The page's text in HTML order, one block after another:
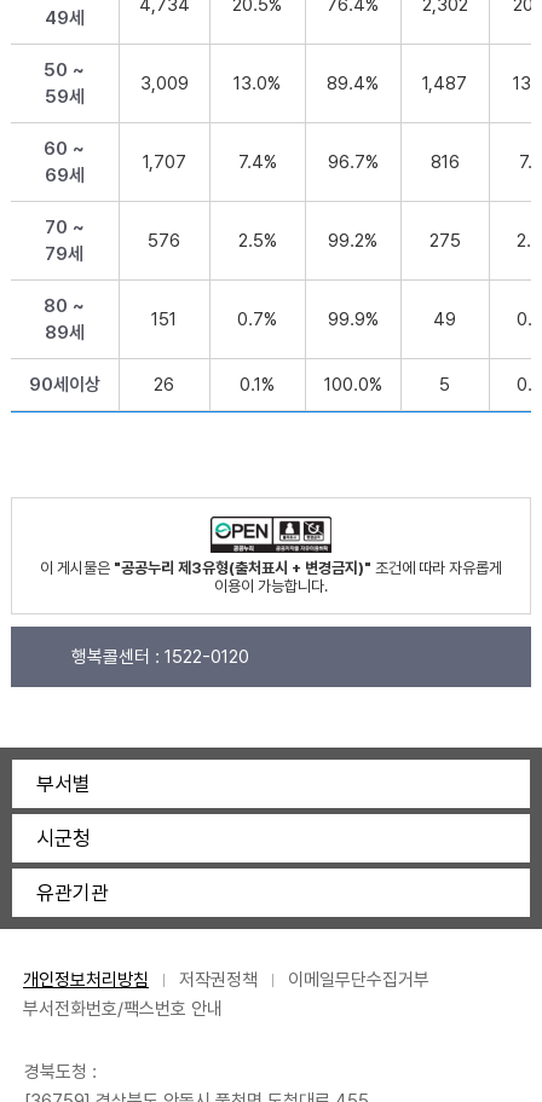
49세
4,734 20.5% 76.4% 2,302
50 ~
59세
3,009 13.0% 89.4% 1,487
60 ~
69세
1,707 7.4% 96.7% 816
70 ~
79세
576 2.5% 99.2% 275
80 ~
89세
151 0.7% 99.9% 49
90세이상 26 0.1% 100.0% 5
이 게시물은 "공공누리 제3유형(출처표시 + 변경금지)" 조건에 따라 자유롭게
이용이 가능합니다.
행복콜센터 : 1522-0120
부서별
시군청
유관기관
개인정보처리방침 저작권정책
이메일무단수집거부
부서전화번호/팩스번호 안내
경북도청 :